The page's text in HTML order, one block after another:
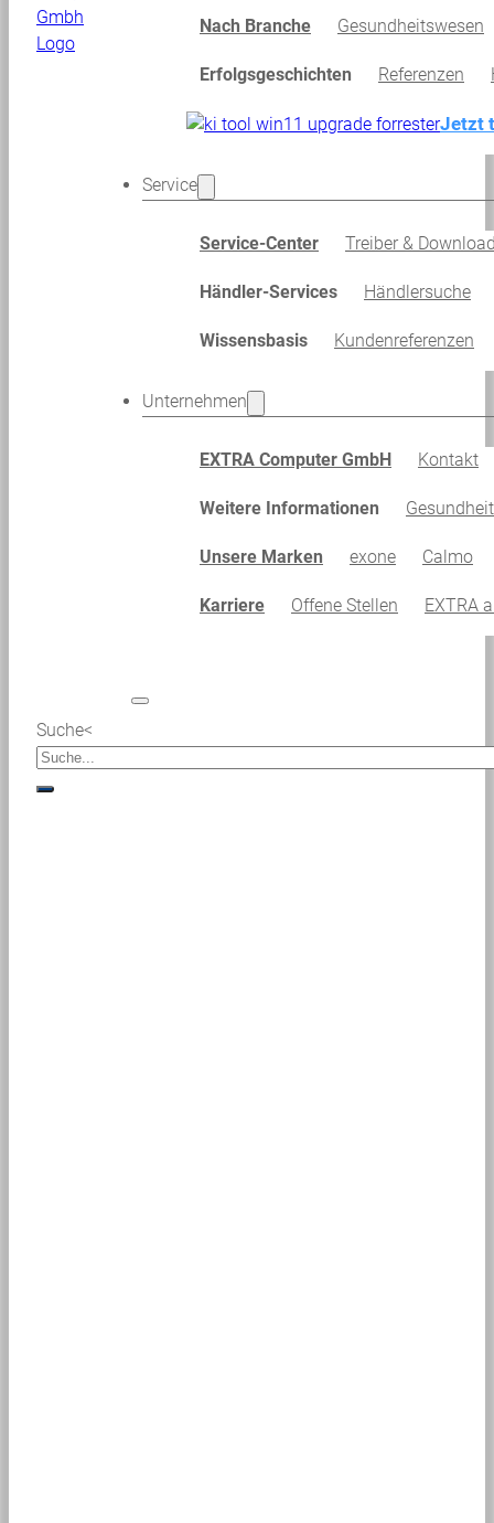
Suche<
suche
Nach Branche Gesundheitswesen
Erfolgsgeschichten Referenzen
Jetzt
Service
Service-Center Treiber &
Händler-Services Händlersuche
Wissensbasis Kundenreferenzen
Unternehmen
EXTRA Computer GmbH Kontakt
Weitere Informationen
Unsere Marken exone Calmo
Karriere Offene Stellen EXTRA